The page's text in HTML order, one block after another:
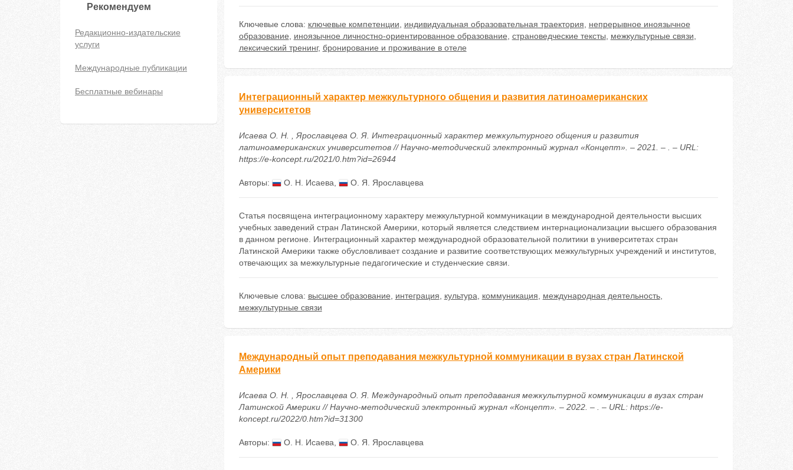
Рекомендуем
Редакционно-издательские
услуги
Международные публикации
Бесплатные вебинары
Ключевые слова: ключевые компетенции индивидуальная образовательная траектория
непрерывное иноязычное
образование
иноязычное личностно-ориентированное образование страноведческие тексты межкультурные связи
лексический тренинг, бронирование и проживание в отеле
Интеграционный характер межкультурного общения и развития латиноамериканских
университетов
Исаева О. Н. , Ярославцева О. Я. Интеграционный характер межкультурного общения и развития
латиноамериканских университетов // Научно-методический электронный журнал «Концепт». – 2021. – . – URL:
https://e-koncept.ru/2021/0.htm?id=26944
Авторы: О. Н. Исаева О. Я. Ярославцева
Статья посвящена интеграционному характеру межкультурной коммуникации в международной деятельности высших
учебных заведений стран Латинской Америки, который является следствием интернационализации высшего образования
в данном регионе. Интеграционный характер международной образовательной политики в университетах стран
Латинской Америки также обусловливает создание и развитие соответствующих межкультурных учреждений и институтов,
отвечающих за межкультурные педагогические и студенческие связи.
Ключевые слова: высшее образование интеграция культура коммуникация международная деятельность,
межкультурные связи
Международный опыт преподавания межкультурной коммуникации в вузах стран Латинской
Америки
Исаева О. Н. , Ярославцева О. Я. Международный опыт преподавания межкультурной коммуникации в вузах стран
Латинской Америки // Научно-методический электронный журнал «Концепт». – 2022. – . – URL: https://e-
koncept.ru/2022/0.htm?id=31300
Авторы: О. Н. Исаева О. Я. Ярославцева